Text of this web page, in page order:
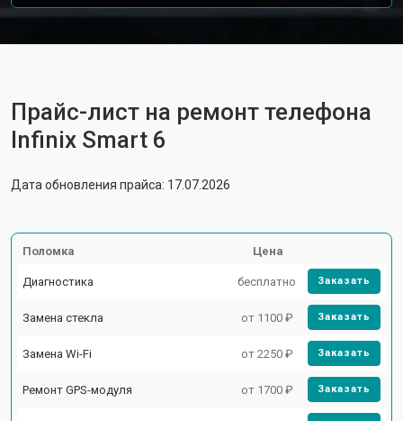
Прайс-лист на ремонт телефона
Infinix Smart 6
Дата обновления прайса: 17.07.2026
Поломка Цена
Диагностика бесплатно Заказать
Замена стекла от 1100 ₽ Заказать
Замена Wi-Fi от 2250 ₽ Заказать
Ремонт GPS-модуля от 1700 ₽ Заказать